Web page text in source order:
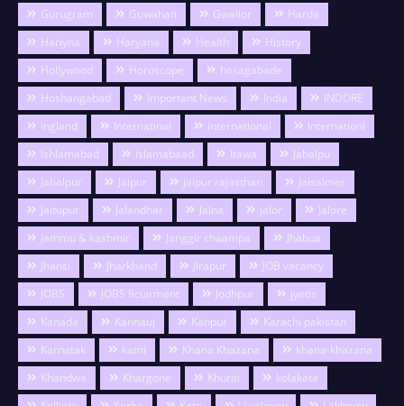
Gurugram
Guwahati Gwalior
Harda
Hariyna
Haryana Health
History
Hollywood
Horoscope
hosagabade
Hoshangabad
Important News India
INDORE
ingland
Internatinal international
Internationl
Ishlamabad
islamabaad Itawa
Jabalpu
Jabalpur
Jaipur jaipur rajasthan
Jaisalmer
Jaitupur
Jalandhar Jalna jalor
Jalore
jammu & kashmir
Janggir chaampa
Jhabua
Jhansi
Jharkhand Jirapur
JOB vacancy
JOBS
JOBS Rcuirment Jodhpur
jyotis
Kanada
Kannauj Kanpur
Karachi pakistan
Karnatak
katni Khana Khazana
khana-khazana
Khandwa
Khargone Khurai
kolakata